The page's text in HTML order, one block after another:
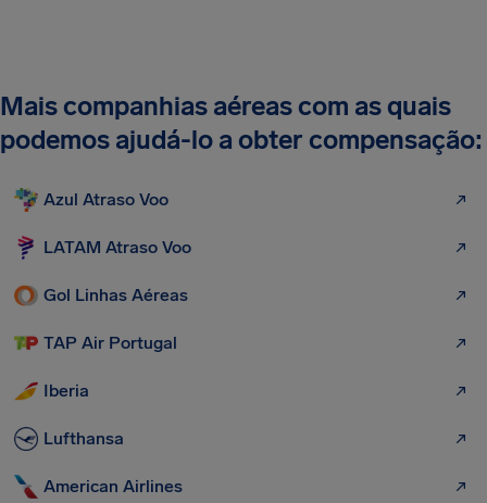
Mais companhias aéreas com as quais
podemos ajudá-lo a obter compensação:
Azul Atraso Voo
LATAM Atraso Voo
Gol Linhas Aéreas
TAP Air Portugal
Iberia
Lufthansa
American Airlines